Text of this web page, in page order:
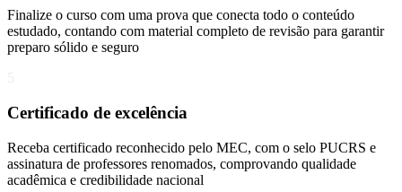
Finalize o curso com uma prova que conecta todo o conteúdo
estudado, contando com material completo de revisão para garantir
preparo sólido e seguro
Certificado de excelência
Receba certificado reconhecido pelo MEC, com o selo PUCRS e
assinatura de professores renomados, comprovando qualidade
acadêmica e credibilidade nacional